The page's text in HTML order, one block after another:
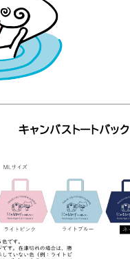
キャンバストートバック